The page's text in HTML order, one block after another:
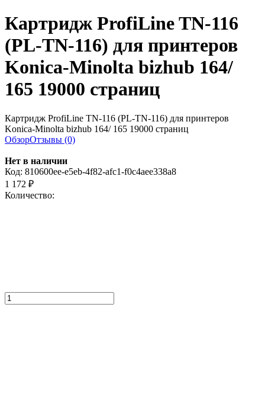
Картридж ProfiLine TN-116
(PL-TN-116) для принтеров
Konica-Minolta bizhub 164/
165 19000 страниц
Картридж ProfiLine TN-116 (PL-TN-116) для принтеров
Konica-Minolta bizhub 164/ 165 19000 страниц
ОбзорОтзывы (0)
Нет в наличии
Код: 810600ee-e5eb-4f82-afc1-f0c4aee338a8
1 172 ₽
Количество: